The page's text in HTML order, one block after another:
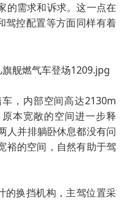
的需求和诉求。这一点在
驾控配置等方面同样有着
，内部空间高达2130m
本宽敞的空间进一步释
人并排躺卧休息都没有问
裕的空间，自然有助于驾
的换挡机构，主驾位置采